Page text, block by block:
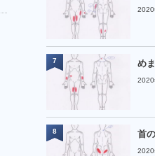
2020
め
2020
7
首
2020
8